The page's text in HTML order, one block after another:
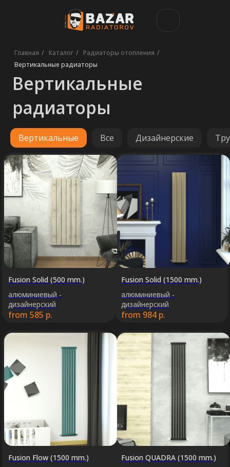
Главная / Каталог / Радиаторы отопления /
Вертикальные радиаторы
Вертикальные
радиаторы
Вертикальные Все Дизайнерские
Fusion Solid (500 mm.)
алюминиевый -
дизайнерский
from 585 р.
Fusion Solid (1500 mm.)
алюминиевый -
дизайнерский
from 984 р.
Fusion Flow (1500 mm.)
Fusion QUADRA (1500 mm.)